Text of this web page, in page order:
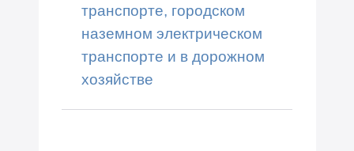
транспорте, городском
наземном электрическом
транспорте и в дорожном
хозяйстве